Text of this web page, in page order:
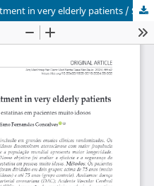
Safety and efficacy of statin treatment in very elderly patients / Segurança e eficácia do tratamento com estatinas em pacientes muito idosos